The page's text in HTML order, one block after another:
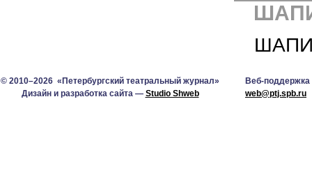
© 2010–2026 «Петербургский театральный журнал»
Дизайн и разработка сайта — Studio Shweb
Веб-поддержка
web@ptj.spb.ru